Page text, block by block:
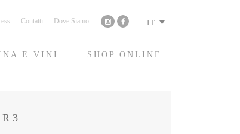
IT
Contatti Dove Siamo
E VINI SHOP ONLINE